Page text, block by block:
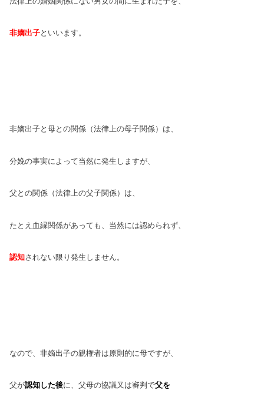
非嫡出子といいます。
非嫡出子と母との関係（法律上の母子関係）は、
分娩の事実によって当然に発生 しますが、
父との関係（法律上の父子関係）は、
たとえ血縁関係があっても、 当然には認められず、
認知されない限り発生しません。
なので、非嫡出子の親権者は原則的に母ですが、
父が認知した後に、父母の協議又は審判で父を